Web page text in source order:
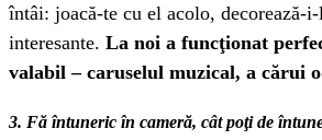
întâi: joacă-te cu el acolo, decorează-
interesante. La noi a funcţionat
valabil – caruselul muzical, a cărui
3. Fă întuneric în cameră, cât poţi de